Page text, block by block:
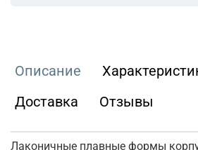
Описание
Доставка
Отзывы
Лаконичные плавные формы